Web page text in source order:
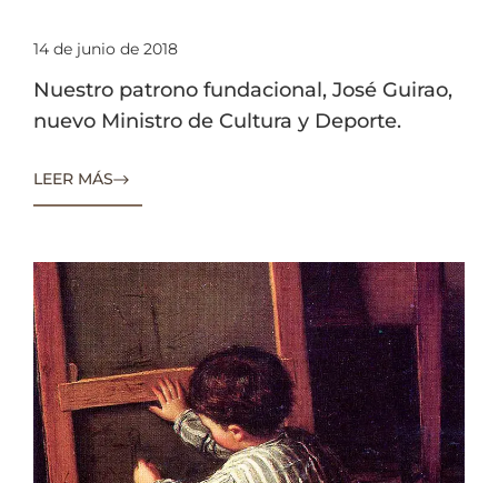
14 de junio de 2018
Nuestro patrono fundacional, José Guirao,
nuevo Ministro de Cultura y Deporte.
LEER MÁS